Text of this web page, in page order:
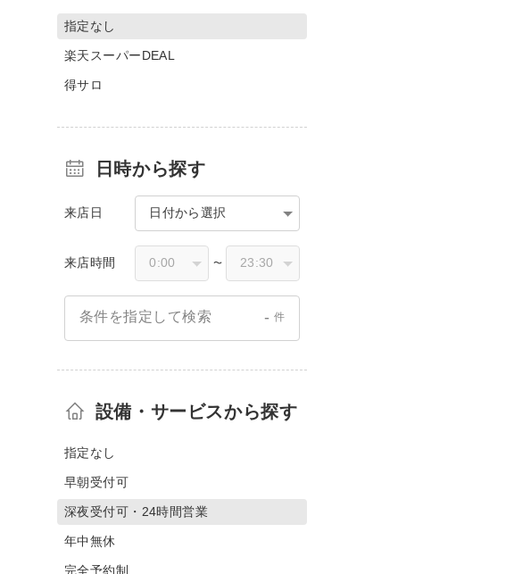
指定なし
楽天スーパーDEAL
得サロ
日時から探す
来店日 日付から選択
来店時間 〜
条件を指定して検索 - 件
設備・サービスから探す
指定なし
早朝受付可
深夜受付可・24時間営業
年中無休
完全予約制